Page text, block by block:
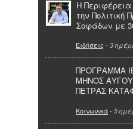
Η
την Πολιτική
Σοφάδων με
Ειδήσεις - 3
ΠΡΟΓΡΑΜΜΑ
ΜΗΝΟΣ
ΠΕΤΡΑΣ
Κοινωνικά- 5